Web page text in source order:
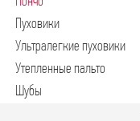
Пуховики
Ультралегкие пуховики
Утепленные пальто
Шубы